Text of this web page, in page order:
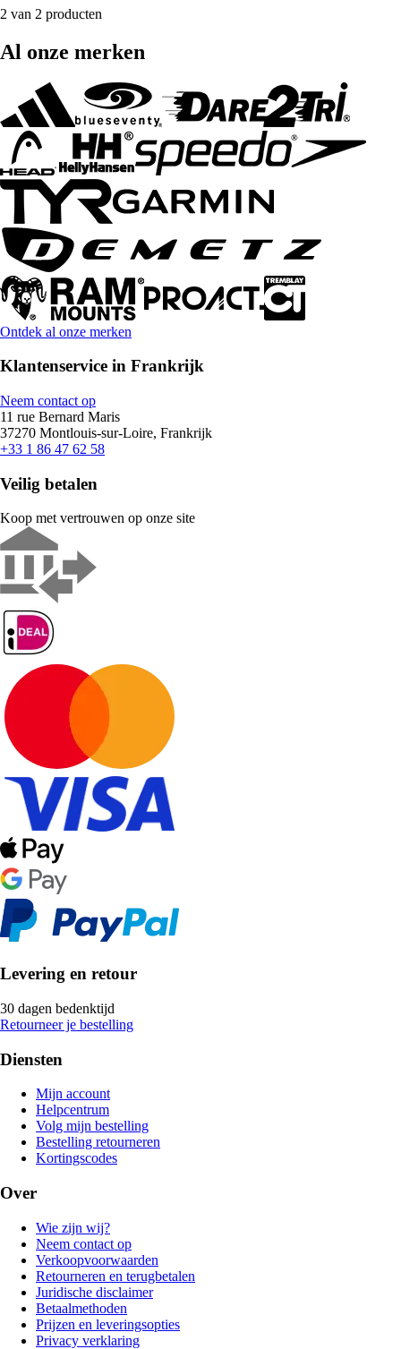
2 van 2 producten
Al onze merken
Ontdek al onze merken
Klantenservice in Frankrijk
Neem contact op
11 rue Bernard Maris
37270 Montlouis-sur-Loire, Frankrijk
+33 1 86 47 62 58
Veilig betalen
Koop met vertrouwen op onze site
Levering en retour
30 dagen bedenktijd
Retourneer je bestelling
Diensten
Mijn account
Helpcentrum
Volg mijn bestelling
Bestelling retourneren
Kortingscodes
Over
Wie zijn wij?
Neem contact op
Verkoopvoorwaarden
Retourneren en terugbetalen
Juridische disclaimer
Betaalmethoden
Prijzen en leveringsopties
Privacy verklaring